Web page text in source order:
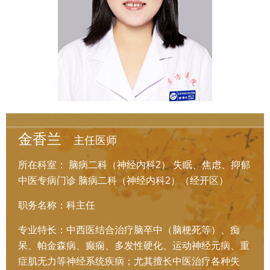
金香兰 主任医师
所在科室： 脑病二科（神经内科2） 失眠、焦虑、抑郁
中医专病门诊 脑病二科（神经内科2）（经开区）
职务名称：科主任
专业特长：中西医结合治疗脑卒中（脑梗死等）、痴
呆、帕金森病、癫痫、多发性硬化、运动神经元病、重
症肌无力等神经系统疾病；尤其擅长中医治疗各种失